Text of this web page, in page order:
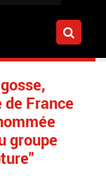
France
groupe